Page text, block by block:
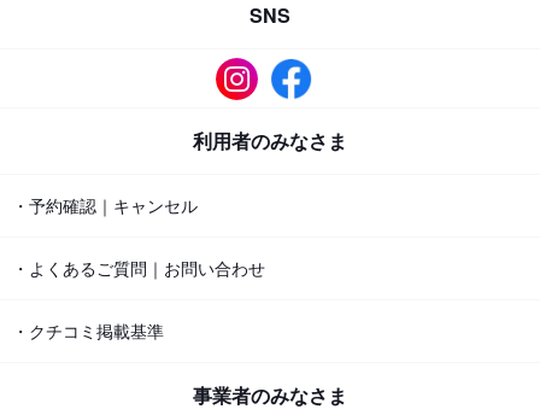
SNS
利用者のみなさま
・予約確認｜キャンセル
・よくあるご質問｜お問い合わせ
・クチコミ掲載基準
事業者のみなさま